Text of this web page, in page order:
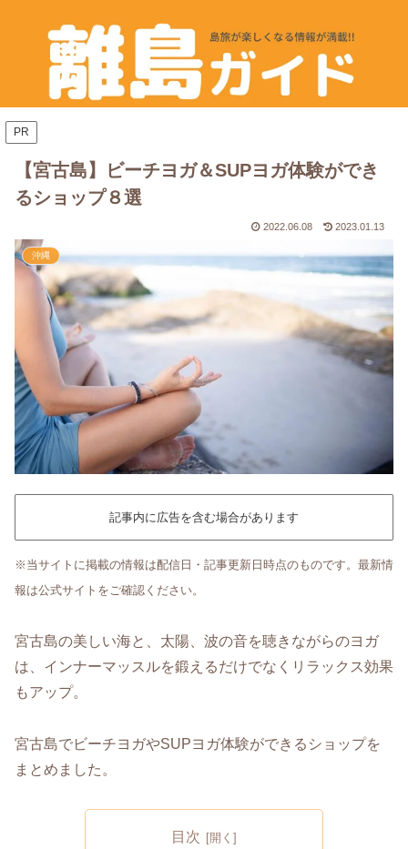
PR
【宮古島】ビーチヨガ＆SUPヨガ体験ができ
るショップ８選
2022.06.08 2023.01.13
沖縄
記事内に広告を含む場合があります
※当サイトに掲載の情報は配信日・記事更新日時点のものです。最新情
報は公式サイトをご確認ください。
宮古島の美しい海と、太陽、波の音を聴きながらのヨガ
は、インナーマッスルを鍛えるだけでなくリラックス効果
もアップ。
宮古島でビーチヨガやSUPヨガ体験ができるショップを
まとめました。
目次